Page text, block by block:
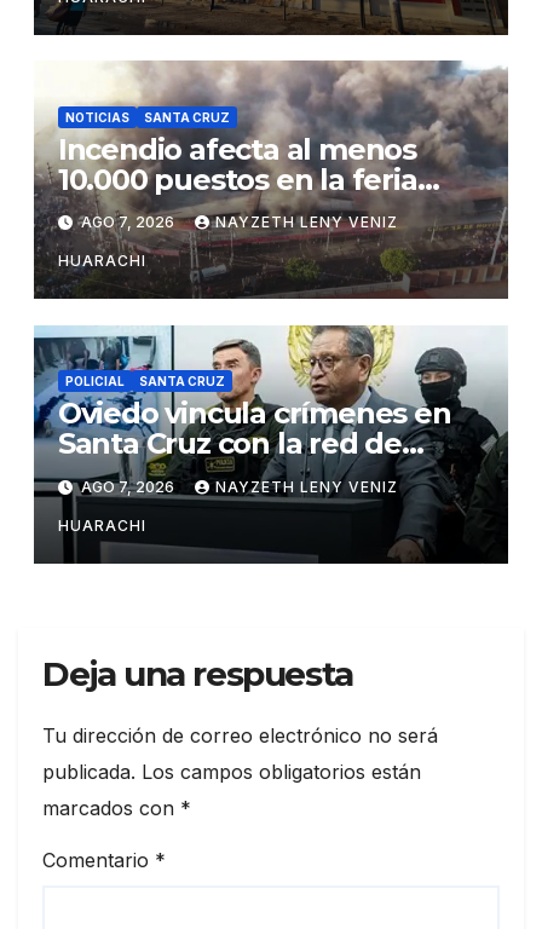
NOTICIAS SANTA CRUZ
Incendio afecta al menos
10.000 puestos en la feria
Barrio Lindo
AGO 7, 2026 NAYZETH LENY VENIZ
HUARACHI
POLICIAL SANTA CRUZ
Oviedo vincula crímenes en
Santa Cruz con la red de
Marset
AGO 7, 2026 NAYZETH LENY VENIZ
HUARACHI
Deja una respuesta
Tu dirección de correo electrónico no será
publicada. Los campos obligatorios están
marcados con *
Comentario *